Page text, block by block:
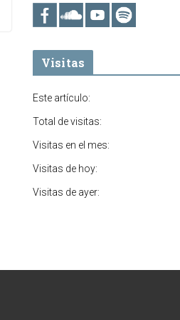
Visitas
Este artículo:
Total de visitas:
Visitas en el mes:
Visitas de hoy:
Visitas de ayer: